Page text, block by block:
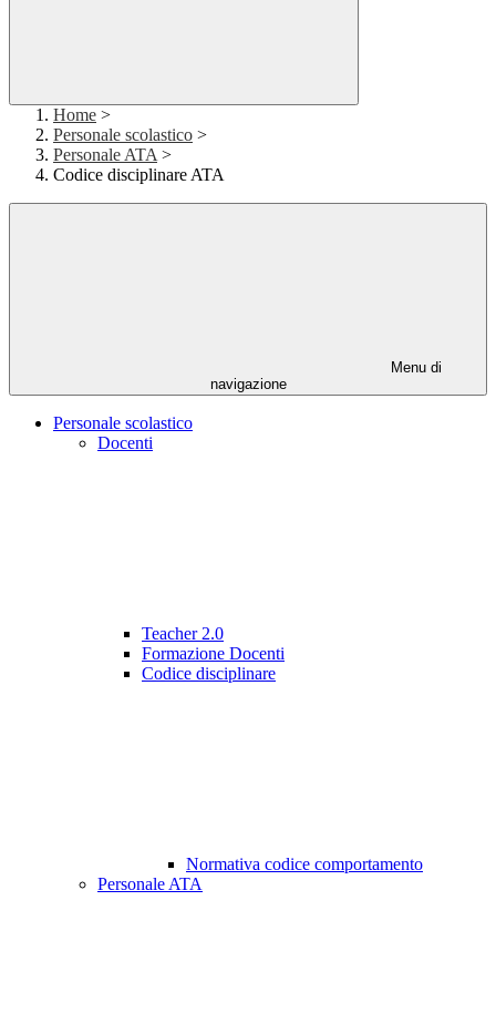
Home >
Personale scolastico >
Personale ATA >
Codice disciplinare ATA
Menu di
navigazione
Personale scolastico
Docenti
Teacher 2.0
Formazione Docenti
Codice disciplinare
Normativa codice comportamento
Personale ATA